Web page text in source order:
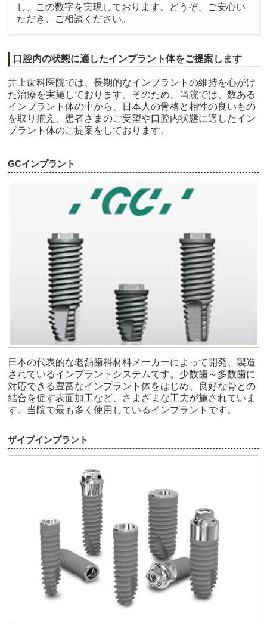
し、この数字を実現しております。どうぞ、ご安心い
ただき、ご相談ください。
口腔内の状態に適したインプラント体をご提案します
井上歯科医院では、長期的なインプラントの維持を心がけ
た治療を実施しております。そのため、当院では、数ある
インプラント体の中から、日本人の骨格と相性の良いもの
を取り揃え、患者さまのご要望や口腔内状態に適したイン
プラント体のご提案をしております。
GCインプラント
日本の代表的な老舗歯科材料メーカーによって開発、製造
されているインプラントシステムです。少数歯～多数歯に
対応できる豊富なインプラント体をはじめ、良好な骨との
結合を促す表面加工など、さまざまな工夫が施されていま
す。当院で最も多く使用しているインプラントです。
ザイブインプラント